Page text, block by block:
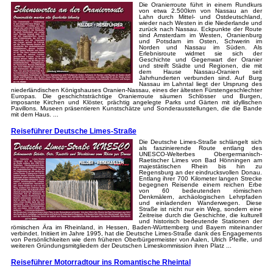
Die Oranierroute führt in einem Rundkurs
von etwa 2.500km von Nassau an der
Lahn durch Mittel- und Ostdeutschland,
wieder nach Westen in die Niederlande und
zurück nach Nassau. Eckpunkte der Route
sind Amsterdam im Westen, Oranienburg
und Potsdam im Osten, Schwerin im
Norden und Nassau im Süden. Als
Erlebnisroute widmet sie sich der
Geschichte und Gegenwart der Oranier
und streift Städte und Regionen, die mit
dem Hause Nassau-Oranien seit
Jahrhunderten verbunden sind. Auf Burg
Nassau im Lahntal liegt der Ursprung des
niederländischen Königshauses Oranien-Nassau, eines der ältesten Fürstengeschlechter
Europas. Die geschichtsträchtige Oranierroute säumen Schlösser und Burgen,
imposante Kirchen und Klöster, prächtig angelegte Parks und Gärten mit idyllischen
Pavillons. Museen präsentieren Kunstschätze und Sonderausstellungen, die die Bande
mit dem Haus. ...
Reiseführer Deutsche Limes-Straße
Die Deutsche Limes-Straße schlängelt sich
als faszinierende Route entlang des
UNESCO-Welterbes Obergermanisch-
Raetischer Limes von Bad Hönningen am
majestätischen Rhein bis hin zu
Regensburg an der eindrucksvollen Donau.
Entlang ihrer 700 Kilometer langen Strecke
begegnen Reisende einem reichen Erbe
von 60 bedeutenden römischen
Denkmälern, archäologischen Lehrpfaden
und einladenden Wanderwegen. Diese
Straße ist nicht nur ein Weg, sondern eine
Zeitreise durch die Geschichte, die kulturell
und historisch bedeutende Stationen der
römischen Ära im Rheinland, in Hessen, Baden-Württemberg und Bayern miteinander
verbindet. Initiiert im Jahre 1995, hat die Deutsche Limes-Straße dank des Engagements
von Persönlichkeiten wie dem früheren Oberbürgermeister von Aalen, Ulrich Pfeifle, und
weiteren Gründungsmitgliedern der Deutschen Limeskommission ihren Platz ...
Reiseführer Motorradtour ins Romantische Rheintal